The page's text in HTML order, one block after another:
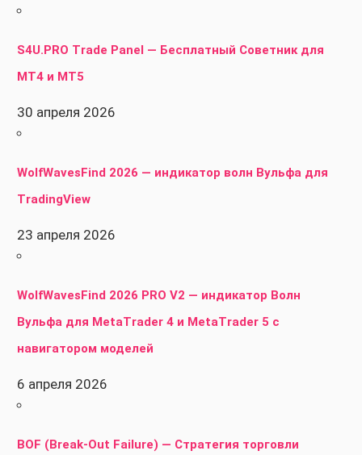
S4U.PRO Trade Panel — Бесплатный Советник для
MT4 и MT5
30 апреля 2026
WolfWavesFind 2026 — индикатор волн Вульфа для
TradingView
23 апреля 2026
WolfWavesFind 2026 PRO V2 — индикатор Волн
Вульфа для MetaTrader 4 и MetaTrader 5 с
навигатором моделей
6 апреля 2026
BOF (Break-Out Failure) — Стратегия торговли